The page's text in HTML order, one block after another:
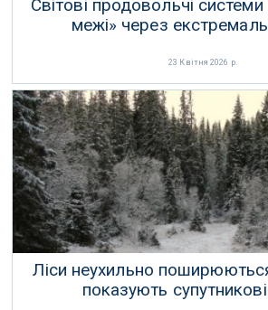
Світові продовольчі
межі» через
23 Квітня 2026 р.
Ліси неухильно
показують